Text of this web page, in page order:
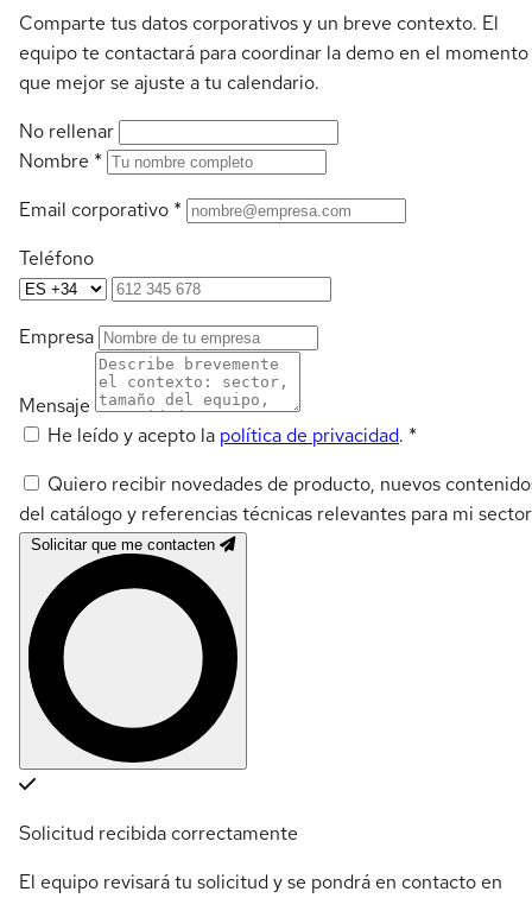
Comparte tus datos corporativos y un breve contexto. El
equipo te contactará para coordinar la demo en el momento
que mejor se ajuste a tu calendario.
No rellenar
Nombre *
Email corporativo *
Teléfono
Empresa
Mensaje
He leído y acepto la política de privacidad. *
Quiero recibir novedades de producto, nuevos
del catálogo y referencias técnicas relevantes para mi
Solicitar que me contacten
Solicitud recibida correctamente
El equipo revisará tu solicitud y se pondrá en contacto en